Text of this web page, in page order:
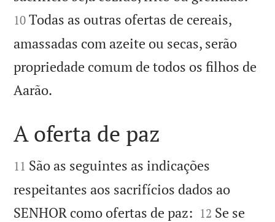
10 Todas as outras ofertas de cereais,
amassadas com azeite ou secas, serão
propriedade comum de todos os filhos de
Aarão.

A oferta de paz

11 São as seguintes as indicações
respeitantes aos sacrifícios dados ao
SENHOR como ofertas de paz: 

12 Se se